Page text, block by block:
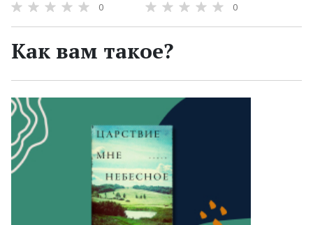
0
0
Как вам такое?